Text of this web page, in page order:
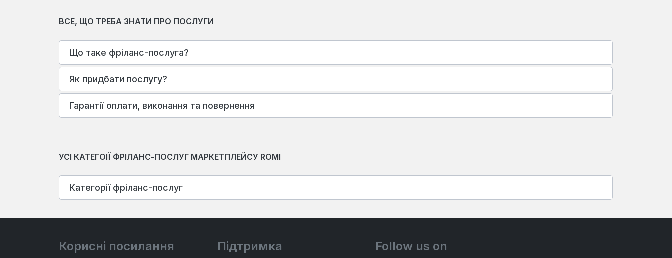
ВСЕ, ЩО ТРЕБА ЗНАТИ ПРО ПОСЛУГИ
Що таке фріланс-послуга?
Як придбати послугу?
Гарантії оплати, виконання та повернення
УСІ КАТЕГОІЇ ФРІЛАНС-ПОСЛУГ МАРКЕТПЛЕЙСУ ROMI
Категорії фріланс-послуг
Корисні посилання Підтримка Follow us on